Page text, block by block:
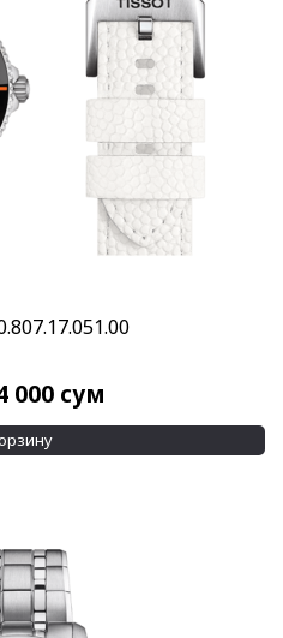
000 сум